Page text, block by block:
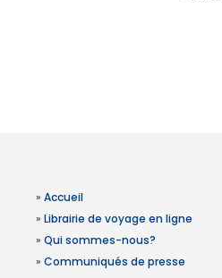
» Accueil
» Librairie de voyage en ligne
» Qui sommes-nous?
» Communiqués de presse